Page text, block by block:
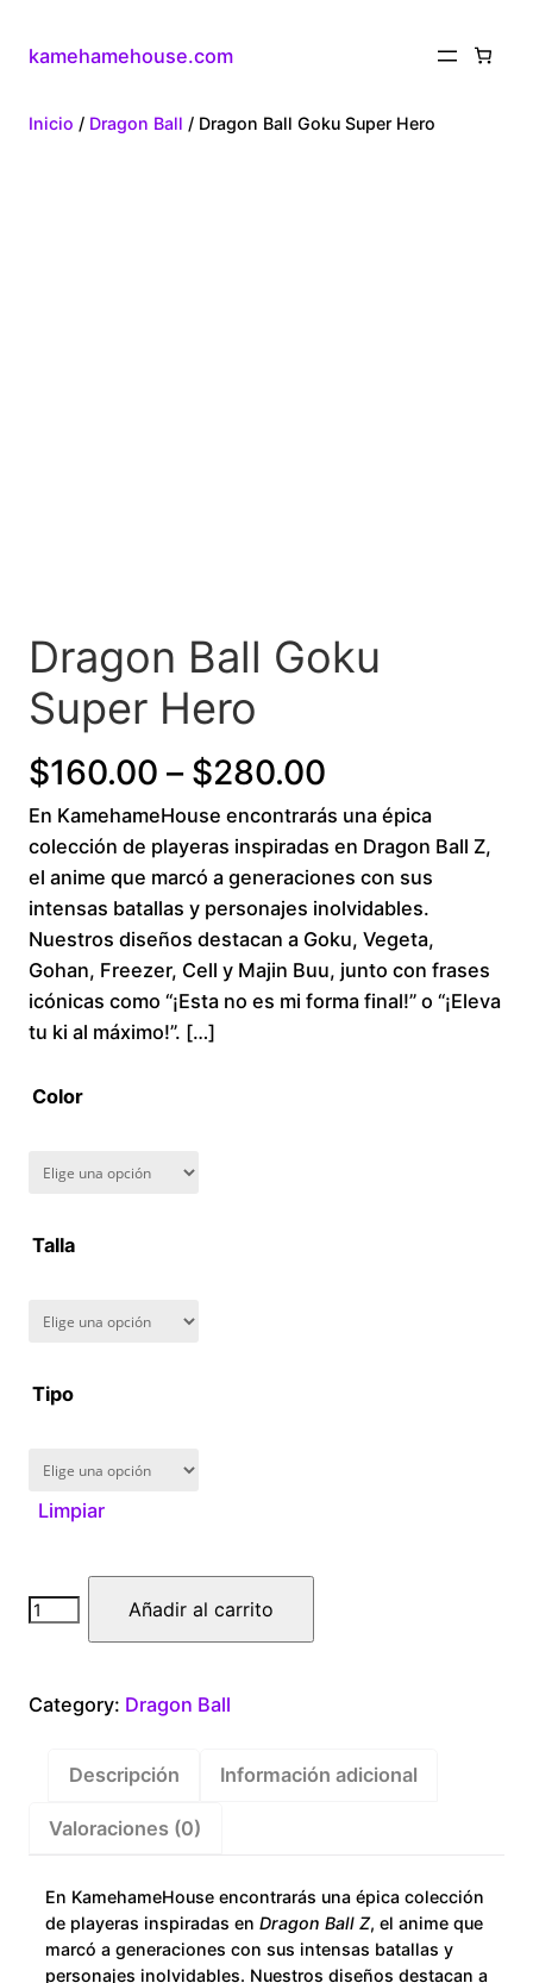
kamehamehouse.com
Inicio / Dragon Ball / Dragon Ball Goku Super Hero
Dragon Ball Goku
Super Hero
$160.00 – $280.00
range:
$160.00
through
$280.00
En KamehameHouse encontrarás una épica
colección de playeras inspiradas en Dragon Ball Z,
el anime que marcó a generaciones con sus
intensas batallas y personajes inolvidables.
Nuestros diseños destacan a Goku, Vegeta,
Gohan, Freezer, Cell y Majin Buu, junto con frases
icónicas como “¡Esta no es mi forma final!” o “¡Eleva
tu ki al máximo!”. […]
Color
Talla
Tipo
Limpiar
Dragon
Super
cantidad
Añadir al carrito
Category: Dragon Ball
Descripción Información adicional
Valoraciones (0)
En KamehameHouse encontrarás una épica colección
de playeras inspiradas enDragon Ball Z, el anime que
marcó a generaciones con sus intensas batallas y
personajes inolvidables. Nuestros diseños destacan a